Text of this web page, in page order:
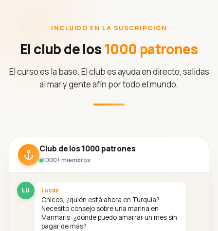
INCLUIDO EN LA SUSCRIPCIÓN
El club de los 1000 patrones
El curso es la base. El club es ayuda en directo, salidas
al mar y gente afín por todo el mundo.
Club de los 1000 patrones
1000+ miembros
LU Lucas
Chicos, ¿quién está ahora en Turquía?
Necesito consejo sobre una marina en
Marmaris: ¿dónde puedo amarrar un mes sin
pagar de más?